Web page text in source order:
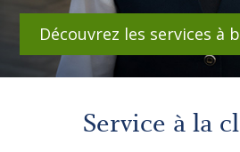
Découvrez les services à
Service à la